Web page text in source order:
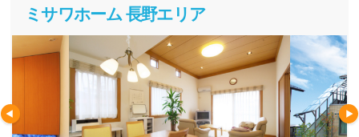
ミサワホーム 長野エリア